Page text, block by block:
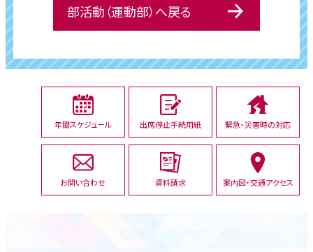
部活動（運動部）へ戻る
年間スケジュール 出席停止手続用紙 緊急・災害時の対応
お問い合わせ 資料請求 案内図・交通アクセス